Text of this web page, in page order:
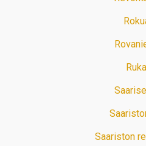
Ruka
Saariston